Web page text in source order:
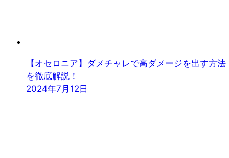
【オセロニア】ダメチャレで高ダメージを出す方法
を徹底解説！
2024年7月12日